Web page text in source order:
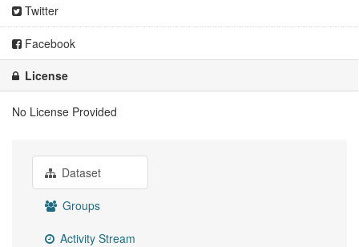
Twitter
Facebook
License
No License Provided
Dataset
Groups
Activity Stream